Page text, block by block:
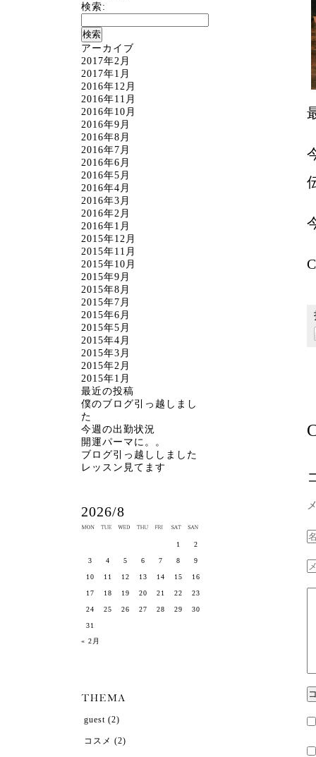
検索:
アーカイブ
2017年2月
2017年1月
2016年12月
2016年11月
2016年10月
2016年9月
2016年8月
2016年7月
2016年6月
2016年5月
2016年4月
2016年3月
2016年2月
2016年1月
2015年12月
2015年11月
2015年10月
2015年9月
2015年8月
2015年7月
2015年6月
2015年5月
2015年4月
2015年3月
2015年2月
2015年1月
最近の投稿
僕のブログ引っ越しまし
た
今週の出勤状況
開運パーマに。。
ブログ引っ越ししました
レッスン見てます
2026/8
« 2月
1 2
3 4 5 6 7 8 9
10 11 12 13 14 15 16
17 18 19 20 21 22 23
24 25 26 27 28 29 30
31
guest (2)
コスメ (2)